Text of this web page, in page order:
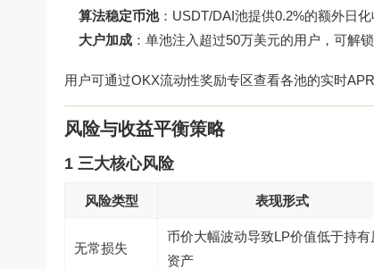
算法稳定币池：USDT/DAI池提供0.2%的额外日化
大户加成 ：单池注入超过50万美元的用户，可解
用户可通过OKX流动性奖励专区查看各池的实时
风险与收益平衡策略
1 三大核心风险
风险类型 表现形式
无常损失
币价大幅波动导致LP价值低于持有
资产